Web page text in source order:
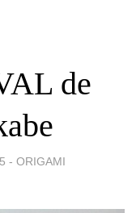
de
- ORIGAMI